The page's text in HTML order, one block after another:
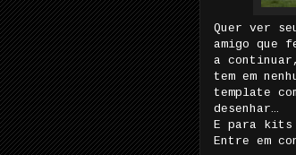
Quer ver
amigo que
a
tem em
template
desenhar…
E para kits
Entre em